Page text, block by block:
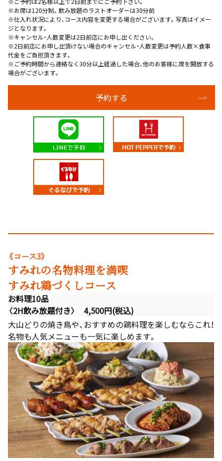
※お席は120分制。飲み放題のラストオーダーは30分前
※仕入れ状況により、コース内容を変更する場合がございます。写真はイメー
ジとなります。
※キャンセル・人数変更は2日前迄にお申し出ください。
※2日前迄にお申し出頂けない場合のキャンセル・人数変更は予約人数×食事
代金をご負担頂きます。
※ご予約時間から連絡なく30分以上経過した場合、他のお客様に席を開放する
場合がございます。
予約する
《コース3》
すみれの名物料理を満喫
すみれ鶏づくしコース
お料理10品
〈2H飲み放題付き〉 4,500円(税込)
大山どりの焼き鳥や、おすすめの鶏料理を楽しむならこれ！
名物も人気メニューも一気に楽しめます。